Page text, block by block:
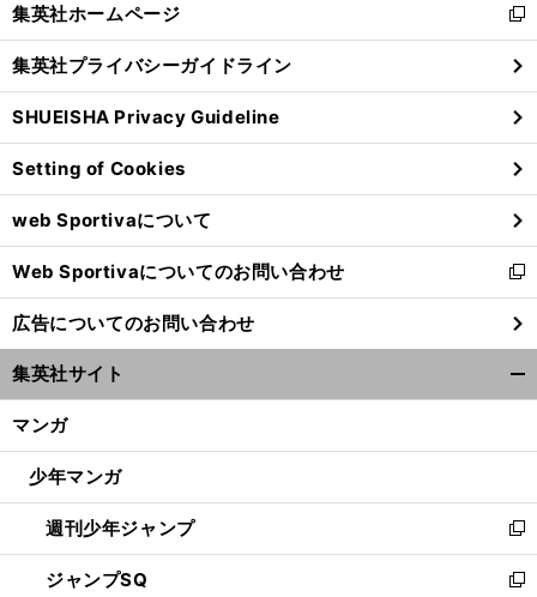
閉
る
集英社ホームページ
新
し
い
ウ
ィ
ン
ド
ウ
で
開
く
集英社プライバシーガイドライン
SHUEISHA Privacy Guideline
Setting of Cookies
web Sportivaについて
Web Sportivaについてのお問い合わせ
新
し
い
ウ
ィ
ン
ウ
開
く
広告についてのお問い合わせ
集英社サイト
マンガ
少年マンガ
週刊少年ジャンプ
新
し
い
ジャンプSQ
新